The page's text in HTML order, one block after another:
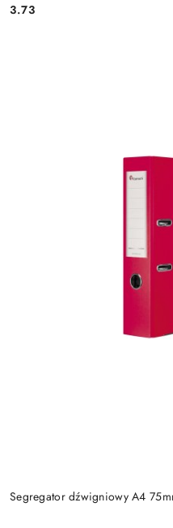
Cena:
3.73
Segregator dźwigniowy A4